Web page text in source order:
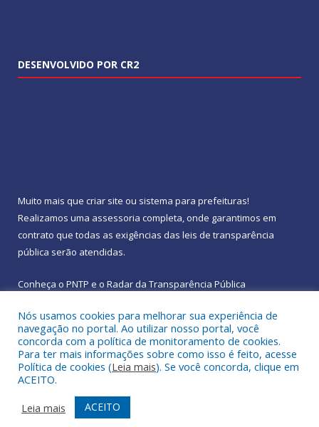
DESENVOLVIDO POR CR2
Muito mais que criar site ou sistema para prefeituras!
Realizamos uma assessoria completa, onde garantimos em
contrato que todas as exigências das leis de transparência
pública serão atendidas.
Conheça o PNTP e o Radar da Transparência Pública
Todos os direitos reservados a Prefeitura Municipal de
Rebouças.
Mapa do Site
Acessar Área Administrativa
Acessar Webmail
Nós usamos cookies para melhorar sua experiência de
navegação no portal. Ao utilizar nosso portal, você
concorda com a política de monitoramento de cookies.
Para ter mais informações sobre como isso é feito, acesse
Política de cookies (Leia mais). Se você concorda, clique em
ACEITO.
Leia mais
ACEITO